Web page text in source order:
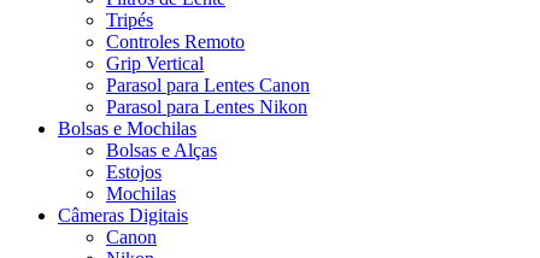
Tripés
Controles Remoto
Grip Vertical
Parasol para Lentes Canon
Parasol para Lentes Nikon
Bolsas e Mochilas
Bolsas e Alças
Estojos
Mochilas
Câmeras Digitais
Canon